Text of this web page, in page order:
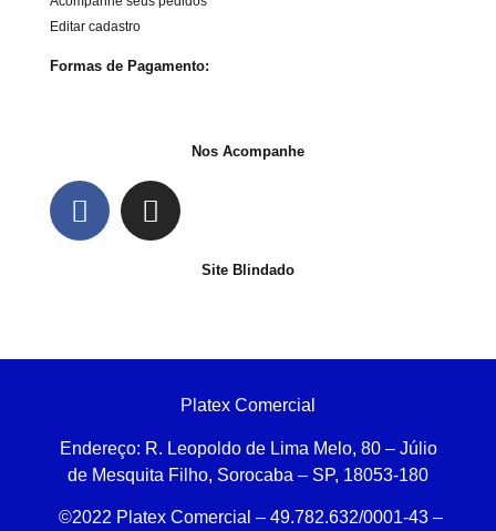
Editar cadastro
Formas de Pagamento:
Nos Acompanhe
Site Blindado
Platex Comercial
Endereço: R. Leopoldo de Lima Melo, 80 – Júlio
de Mesquita Filho, Sorocaba – SP, 18053-180
©2022 Platex Comercial – 49.782.632/0001-43 –